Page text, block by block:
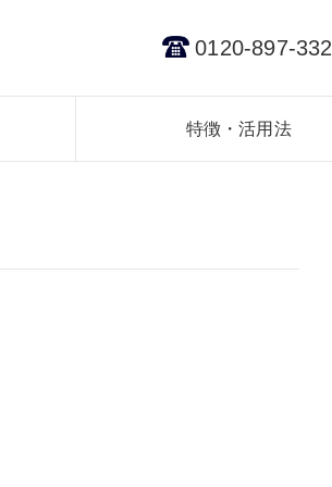
0120-897-332
特徴・活用法